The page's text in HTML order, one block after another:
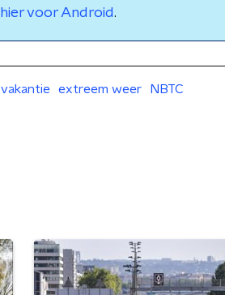
hier voor Android.
vakantie extreem weer NBTC